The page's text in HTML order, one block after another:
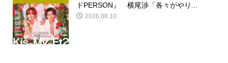
ドPERSON』 横尾渉「各々がやり...
2026.08.10